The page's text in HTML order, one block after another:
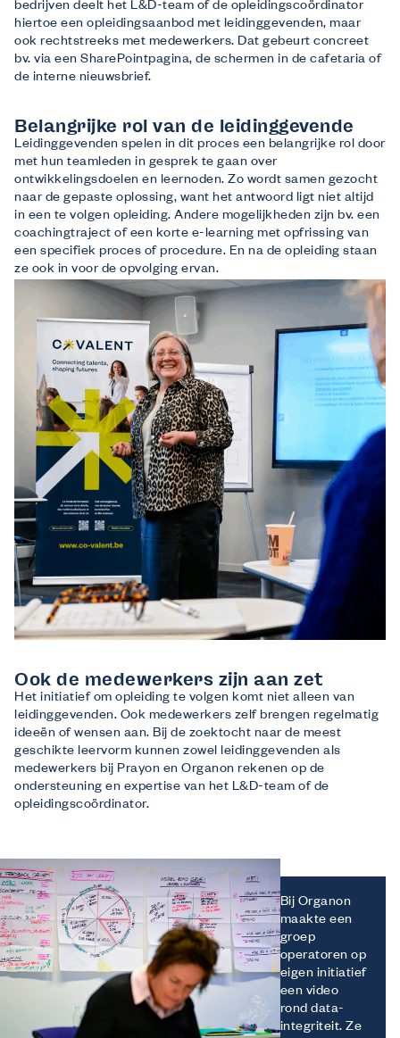
bedrijven deelt het L&D-team of de opleidingscoördinator
hiertoe een opleidingsaanbod met leidinggevenden, maar
ook rechtstreeks met medewerkers. Dat gebeurt concreet
bv. via een SharePointpagina, de schermen in de cafetaria of
de interne nieuwsbrief.
Belangrijke rol van de leidinggevende
Leidinggevenden spelen in dit proces een belangrijke rol door
met hun teamleden in gesprek te gaan over
ontwikkelingsdoelen en leernoden. Zo wordt samen gezocht
naar de gepaste oplossing, want het antwoord ligt niet altijd
in een te volgen opleiding. Andere mogelijkheden zijn bv. een
coachingtraject of een korte e-learning met opfrissing van
een specifiek proces of procedure. En na de opleiding staan
ze ook in voor de opvolging ervan.
Ook de medewerkers zijn aan zet
Het initiatief om opleiding te volgen komt niet alleen van
leidinggevenden. Ook medewerkers zelf brengen regelmatig
ideeën of wensen aan. Bij de zoektocht naar de meest
geschikte leervorm kunnen zowel leidinggevenden als
medewerkers bij Prayon en Organon rekenen op de
ondersteuning en expertise van het L&D-team of de
opleidingscoördinator.
Bij Organon
maakte een
groep
operatoren op
eigen initiatief
een video
rond data-
integriteit. Ze